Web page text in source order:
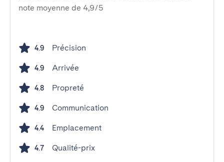
note moyenne de 4,9/5
4.9 Précision
4.9 Arrivée
4.8 Propreté
4.9 Communication
4.4 Emplacement
4.7 Qualité-prix